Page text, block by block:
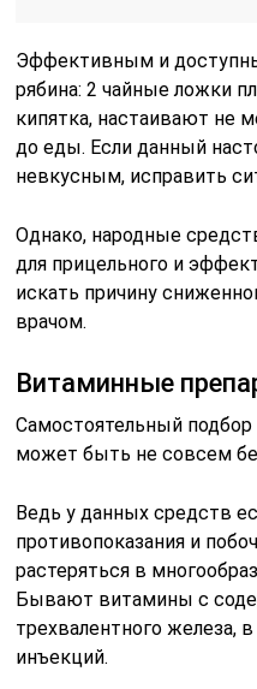
Эффективным и
рябина: 2 чайные ложки
кипятка, настаивают не
до еды. Если данный
невкусным, исправить
Однако, народные
для прицельного и
искать причину
врачом.
Витаминные
Самостоятельный
может быть не совсем
Ведь у данных средств
противопоказания и
растеряться в
Бывают витамины с
трехвалентного железа,
инъекций.